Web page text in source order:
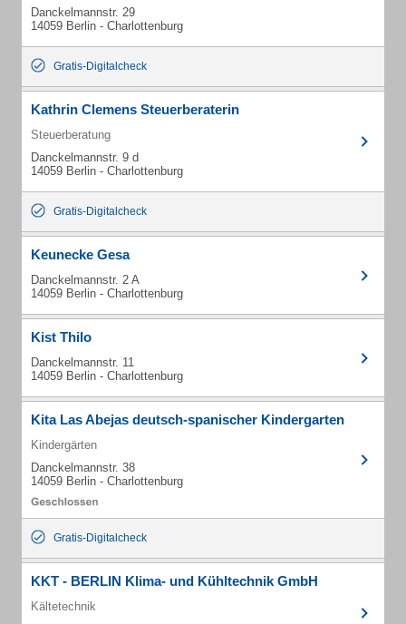
Danckelmannstr. 29
14059 Berlin - Charlottenburg
Gratis-Digitalcheck
Kathrin Clemens Steuerberaterin
Steuerberatung
Danckelmannstr. 9 d
14059 Berlin - Charlottenburg
Gratis-Digitalcheck
Keunecke Gesa
Danckelmannstr. 2 A
14059 Berlin - Charlottenburg
Kist Thilo
Danckelmannstr. 11
14059 Berlin - Charlottenburg
Kita Las Abejas deutsch-spanischer Kindergarten
Kindergärten
Danckelmannstr. 38
14059 Berlin - Charlottenburg
Gratis-Digitalcheck
KKT - BERLIN Klima- und Kühltechnik GmbH
Kältetechnik